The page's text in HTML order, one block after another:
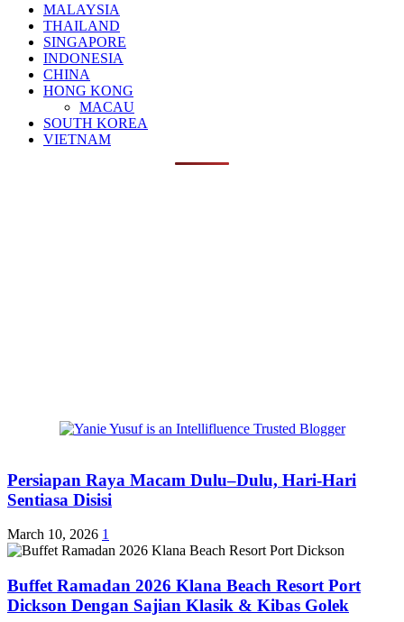
MALAYSIA
THAILAND
SINGAPORE
INDONESIA
CHINA
HONG KONG
MACAU
SOUTH KOREA
VIETNAM
Persiapan Raya Macam Dulu–Dulu, Hari-Hari
Sentiasa Disisi
March 10, 2026 1
Buffet Ramadan 2026 Klana Beach Resort Port
Dickson Dengan Sajian Klasik & Kibas Golek